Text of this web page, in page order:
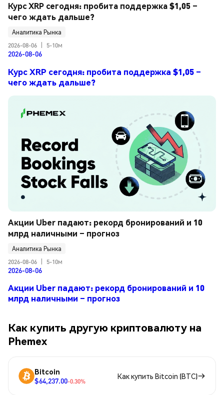
Курс XRP сегодня: пробита поддержка $1,05 –
чего ждать дальше?
Аналитика Рынка
2026-08-06
5-10м
2026-08-06
Курс XRP сегодня: пробита поддержка $1,05 –
чего ждать дальше?
Акции Uber падают: рекорд бронирований и 10
млрд наличными – прогноз
Аналитика Рынка
2026-08-06
5-10м
2026-08-06
Акции Uber падают: рекорд бронирований и 10
млрд наличными – прогноз
Как купить другую криптовалюту на
Phemex
Bitcoin
$64,237.00-0.30%
Как купить Bitcoin (BTC)